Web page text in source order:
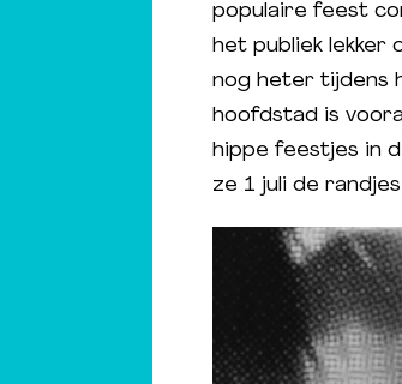
populaire feest
het publiek lekker
nog heter tijdens
hoofdstad is
hippe feestjes in
ze 1 juli de